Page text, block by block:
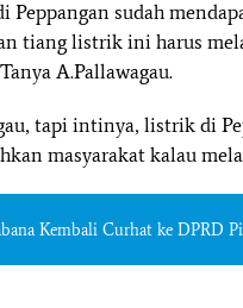
Peppangan sudah
tiang listrik ini harus
A.Pallawagau.
tapi intinya, listrik di
masyarakat kalau
Kembali Curhat ke DPRD